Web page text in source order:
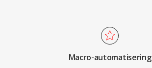
Macro-automatisering